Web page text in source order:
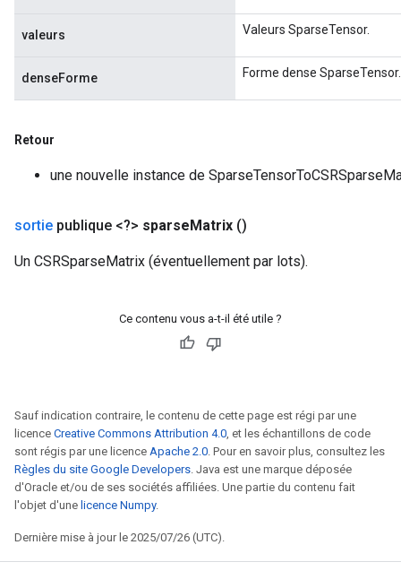
valeurs Valeurs SparseTensor.
denseForme Forme dense SparseTensor.
Retour
une nouvelle instance de
sortie publique <?> sparseMatrix ()
Un CSRSparseMatrix (éventuellement par lots).
Ce contenu vous a-t-il été utile ?
Sauf indication contraire, le contenu de cette page est régi par une
licence Creative Commons Attribution 4.0, et les échantillons de code
sont régis par une licence Apache 2.0. Pour en savoir plus, consultez les
Règles du site Google Developers. Java est une marque déposée
d'Oracle et/ou de ses sociétés affiliées. Une partie du contenu fait
l'objet d'une licence Numpy.
Dernière mise à jour le 2025/07/26 (UTC).